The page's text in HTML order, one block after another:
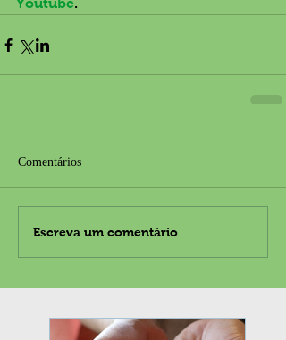
Youtube.
Comentários
Escreva um comentário